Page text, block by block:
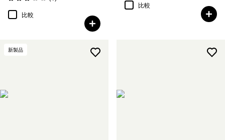
評価: 3.0 / 5
比較
比較
新製品